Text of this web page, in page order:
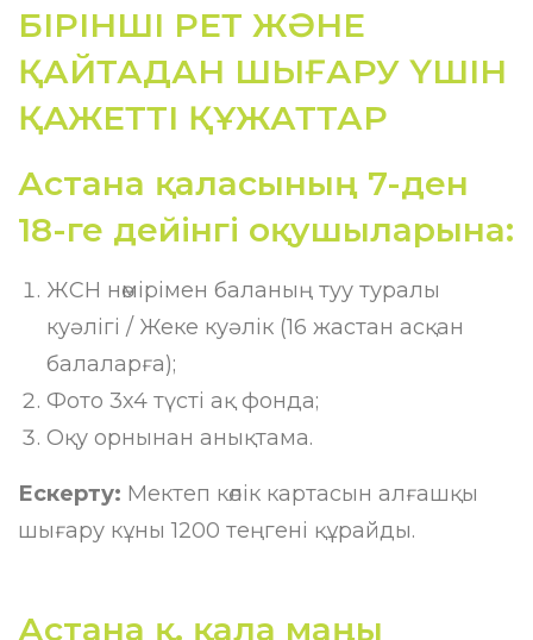
БІРІНШІ РЕТ ЖӘНЕ
ҚАЙТАДАН ШЫҒАРУ ҮШІН
ҚАЖЕТТІ ҚҰЖАТТАР
Астана қаласының 7-ден
18-ге дейінгі оқушыларына:
ЖСН нөмірімен баланың туу туралы
куәлігі / Жеке куәлік (16 жастан асқан
балаларға);
Фото 3х4 түсті ақ фонда;
Оқу орнынан анықтама.
Ескерту: Мектеп көлік картасын алғашқы
шығару кұны 1200 теңгені құрайды.
Астана қ. қала маңы